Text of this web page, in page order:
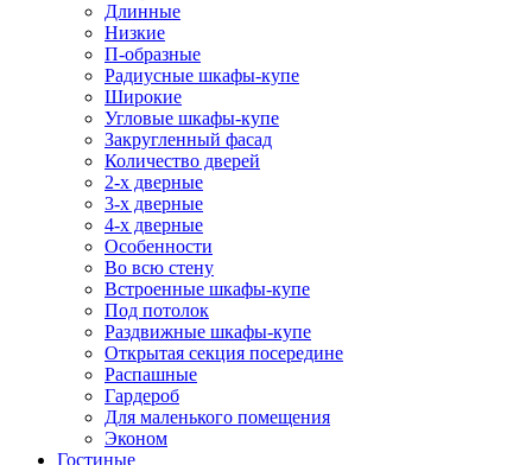
Длинные
Низкие
П-образные
Радиусные шкафы-купе
Широкие
Угловые шкафы-купе
Закругленный фасад
Количество дверей
2-х дверные
3-х дверные
4-х дверные
Особенности
Во всю стену
Встроенные шкафы-купе
Под потолок
Раздвижные шкафы-купе
Открытая секция посередине
Распашные
Гардероб
Для маленького помещения
Эконом
Гостиные